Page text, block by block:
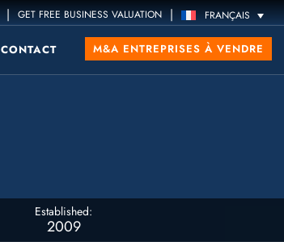
| GET FREE BUSINESS VALUATION | FRANÇAIS
CONTACT M&A ENTREPRISES À VENDRE
Established:
2009